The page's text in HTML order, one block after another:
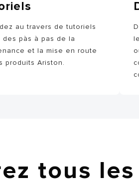
au travers de tutoriels
des pàs à pas de la
et la mise en route
produits Ariston.
tous